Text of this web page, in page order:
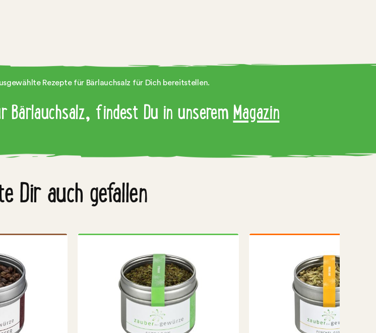
Rezepte für Bärlauchsalz für Dich bereitstellen.
findest Du in unseremMagazin
Dir auch gefallen